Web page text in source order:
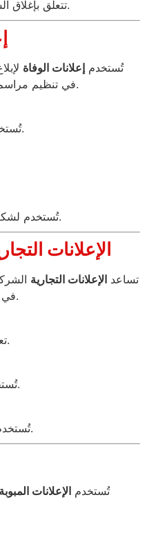
تتعلق بإغلاق الشركات وتنظيم الالتزامات القانونية.
تُستخدم إعلانات الوفاة
في تنظيم مراسم الجنازة وإعلام الأقارب والمعارف.
تُستخدم للتعبير عن التعاطف والمواساة.
تُستخدم لشكر من قدم الدعم خلال فترة الحزن.
الإعلانات
تساعد الإعلانات التجارية
في تركيا، وتوفر وصولاً واسعاً للجمهور.
تعزز من صورة الشركة وثقة العملاء.
تُستخدم لزيادة المبيعات وجذب العملاء.
تُستخدم في استراتيجيات التسويق الكبيرة.
تُستخدم الإعلانات المبوبة